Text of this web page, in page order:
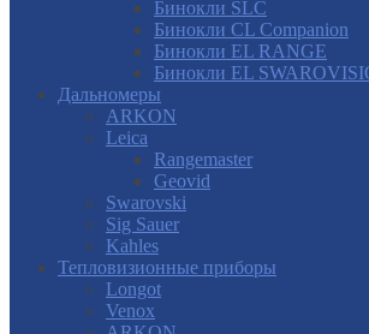
Бинокли SLC
Бинокли CL Companion
Бинокли EL RANGE
Бинокли EL
Дальномеры
ARKON
Leica
Rangemaster
Geovid
Swarovski
Sig Sauer
Kahles
Тепловизионные приборы
Longot
Venox